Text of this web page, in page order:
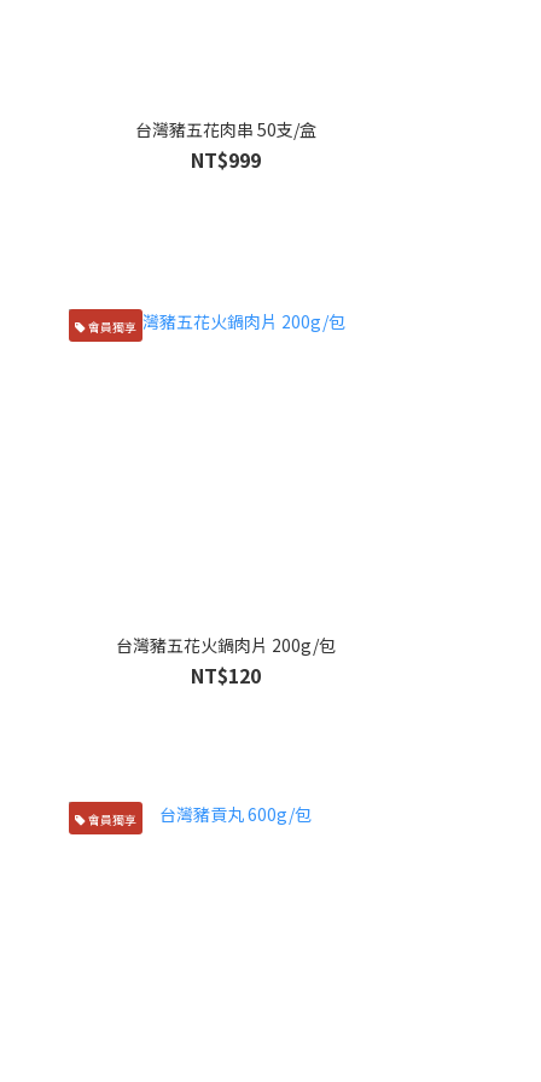
台灣豬五花肉串 50支/盒
NT$999
會員獨享
台灣豬五花火鍋肉片 200g/包
NT$120
會員獨享